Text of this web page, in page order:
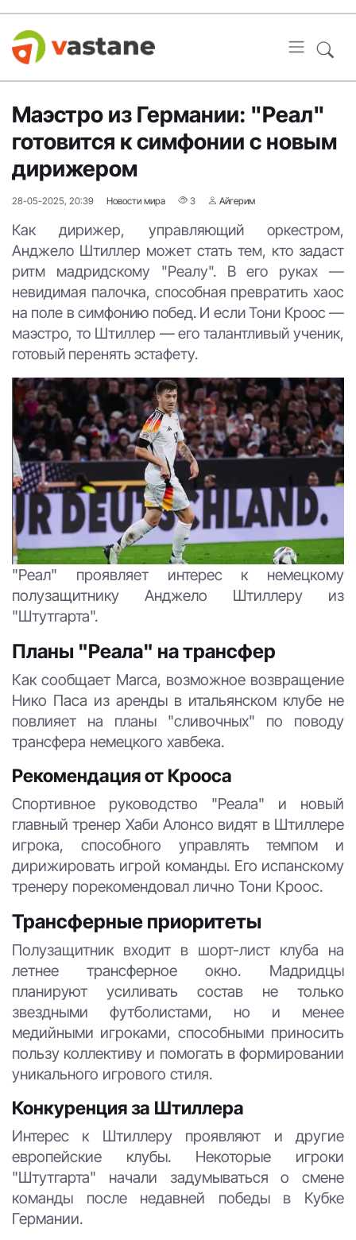
Маэстро из Германии: "Реал"
готовится к симфонии с новым
дирижером
28-05-2025, 20:39 Новости мира 3 Айгерим
Как дирижер, управляющий оркестром,
Анджело Штиллер может стать тем, кто задаст
ритм мадридскому "Реалу". В его руках —
невидимая палочка, способная превратить хаос
на поле в симфонию побед. И если Тони Кроос —
маэстро, то Штиллер — его талантливый ученик,
готовый перенять эстафету.
"Реал" проявляет интерес к немецкому
полузащитнику Анджело Штиллеру из
"Штутгарта".
Планы "Реала" на трансфер
Как сообщает Marca, возможное возвращение
Нико Паса из аренды в итальянском клубе не
повлияет на планы "сливочных" по поводу
трансфера немецкого хавбека.
Рекомендация от Крооса
Спортивное руководство "Реала" и новый
главный тренер Хаби Алонсо видят в Штиллере
игрока, способного управлять темпом и
дирижировать игрой команды. Его испанскому
тренеру порекомендовал лично Тони Кроос.
Трансферные приоритеты
Полузащитник входит в шорт-лист клуба на
летнее трансферное окно. Мадридцы
планируют усиливать состав не только
звездными футболистами, но и менее
медийными игроками, способными приносить
пользу коллективу и помогать в формировании
уникального игрового стиля.
Конкуренция за Штиллера
Интерес к Штиллеру проявляют и другие
европейские клубы. Некоторые игроки
"Штутгарта" начали задумываться о смене
команды после недавней победы в Кубке
Германии.